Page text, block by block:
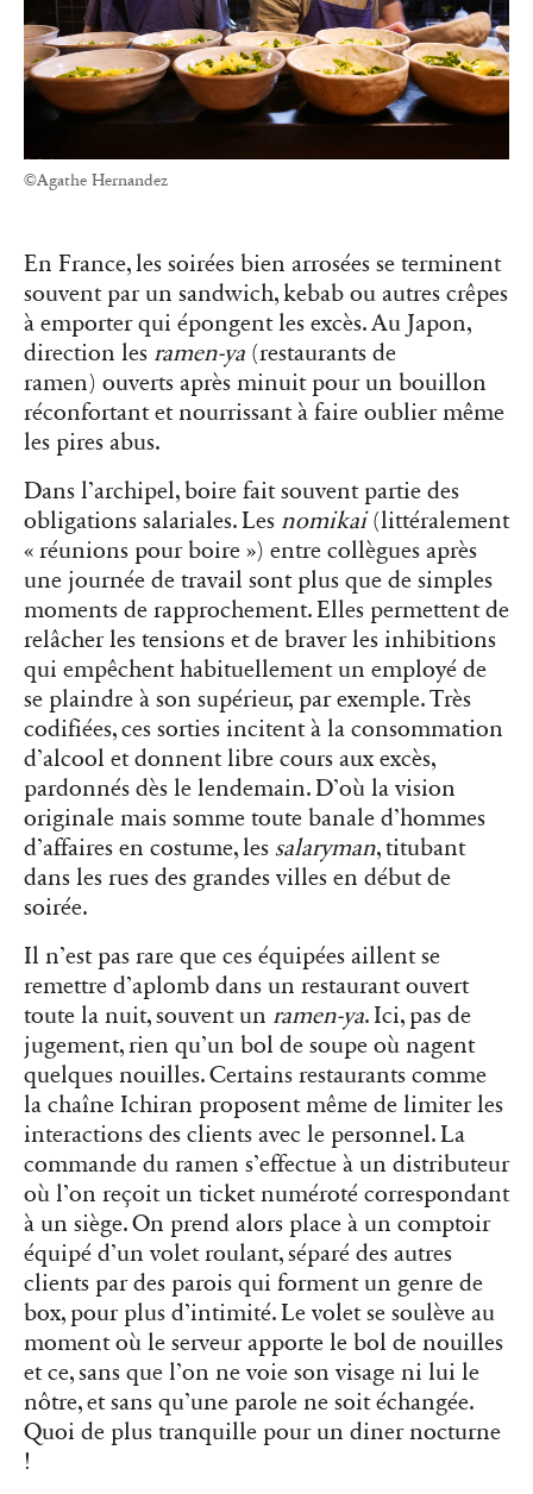
©Agathe Hernandez
En France, les soirées bien arrosées se terminent
souvent par un sandwich, kebab ou autres crêpes
à emporter qui épongent les excès. Au Japon,
direction les ramen-ya (restaurants de
ramen) ouverts après minuit pour un bouillon
réconfortant et nourrissant à faire oublier même
les pires abus.
Dans l’archipel, boire fait souvent partie des
obligations salariales. Les nomikai(littéralement
« réunions pour boire ») entre collègues après
une journée de travail sont plus que de simples
moments de rapprochement. Elles permettent de
relâcher les tensions et de braver les inhibitions
qui empêchent habituellement un employé de
se plaindre à son supérieur, par exemple. Très
codifiées, ces sorties incitent à la consommation
d’alcool et donnent libre cours aux excès,
pardonnés dès le lendemain. D’où la vision
originale mais somme toute banale d’hommes
d’affaires en costume, les salaryman, titubant
dans les rues des grandes villes en début de
soirée.
Il n’est pas rare que ces équipées aillent se
remettre d’aplomb dans un restaurant ouvert
toute la nuit, souvent un ramen-ya. Ici, pas de
jugement, rien qu’un bol de soupe où nagent
quelques nouilles. Certains restaurants comme
la chaîne Ichiran proposent même de limiter les
interactions des clients avec le personnel. La
commande du ramen s’effectue à un distributeur
où l’on reçoit un ticket numéroté correspondant
à un siège. On prend alors place à un comptoir
équipé d’un volet roulant, séparé des autres
clients par des parois qui forment un genre de
box, pour plus d’intimité. Le volet se soulève au
moment où le serveur apporte le bol de nouilles
et ce, sans que l’on ne voie son visage ni lui le
nôtre, et sans qu’une parole ne soit échangée.
Quoi de plus tranquille pour un diner nocturne
!